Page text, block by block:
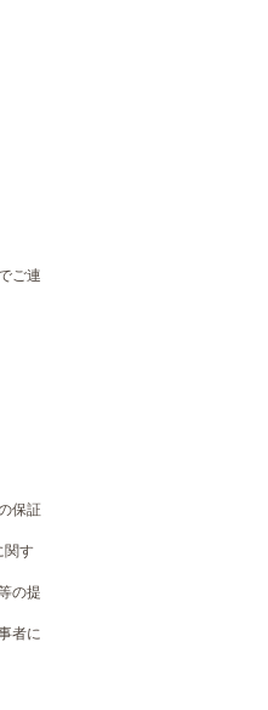
ご連
保証
関す
の提
者に